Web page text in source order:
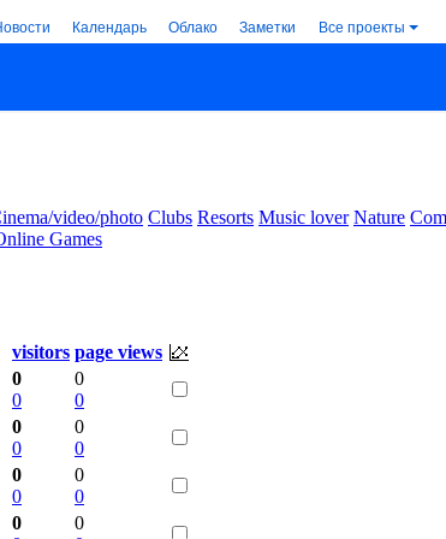
Календарь Облако Заметки Все проекты
video/photo Clubs Resorts Music lover Nature
Games
visitors page views
0
0
0
0
0
0
0
0
0
0
0
0
0
0